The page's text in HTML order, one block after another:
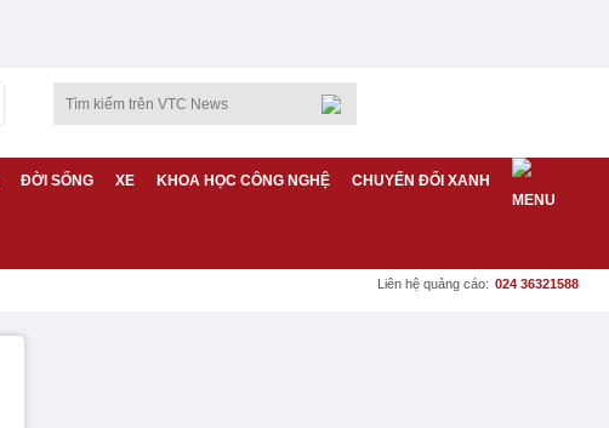
ĐỜI SỐNG XE KHOA HỌC CÔNG NGHỆ CHUYỂN ĐỔI XANH
Liên hệ quảng cáo: 024 36321588